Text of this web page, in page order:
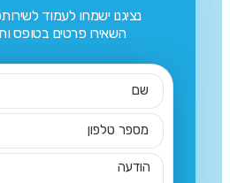
נציגנו ישמחו לעמוד
השאירו פרטים בטופס